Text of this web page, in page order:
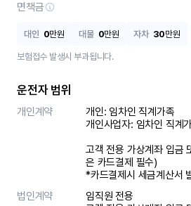
면책금
대인 0만원 대물 0만원 자차 30만원
보험접수 발생시 부과됩니다.
운전자 범위
개인계약
개인: 임차인 직계가족
개인사업자: 임차인 직계
고객 전용 가상계좌 입금
은 카드결제 필수)
*카드결제시 세금계산서
법인계약
임직원 전용